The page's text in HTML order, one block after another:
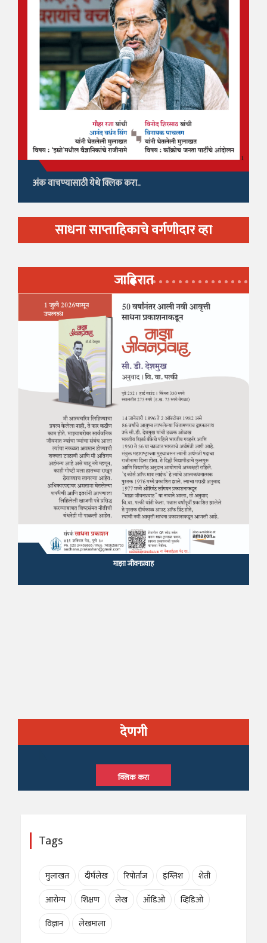
अंक वाचण्यासाठी येथे क्लिक करा..
साधना साप्ताहिकाचे वर्गणीदार व्हा
जाहिरात
माझा जीवनप्रवाह
देणगी
क्लिक करा
Tags
मुलाखत दीर्घलेख रिपोर्ताज इंग्लिश
शेती
आरोग्य
शिक्षण लेख ऑडिओ
व्हिडिओ
विज्ञान
लेखमाला